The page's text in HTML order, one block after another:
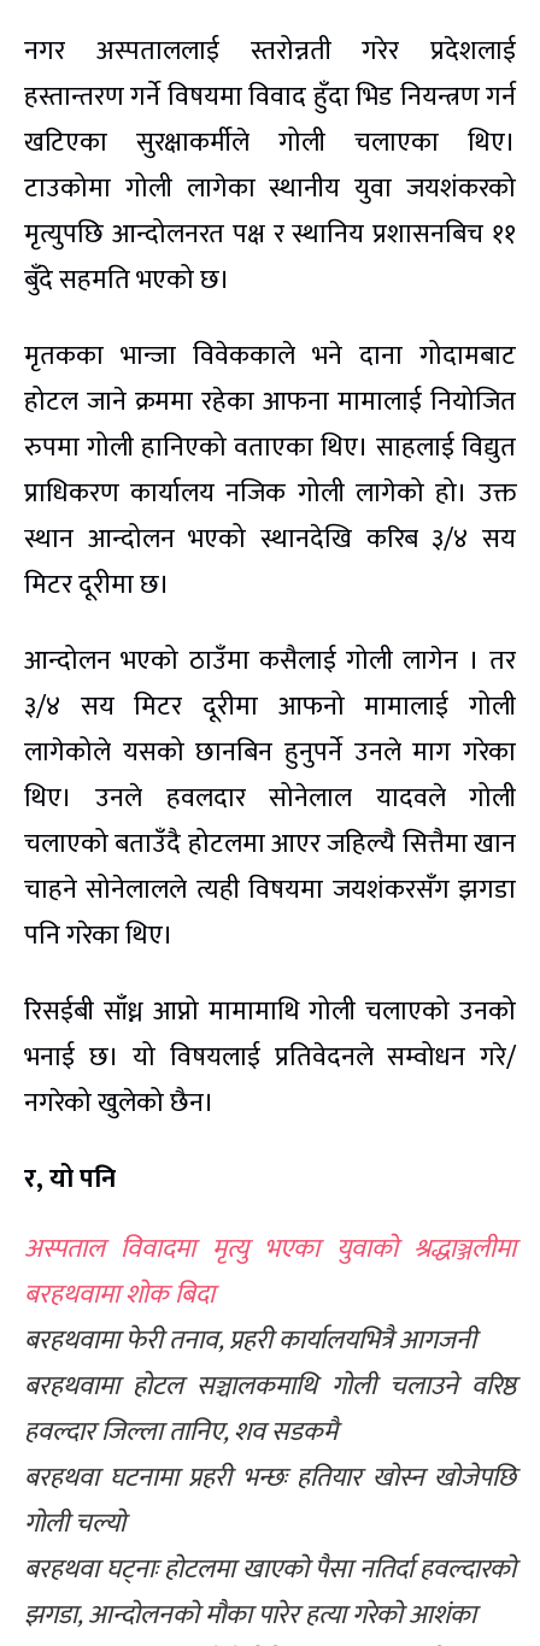
नगर अस्पताललाई स्तरोन्नती गरेर प्रदेशलाई
हस्तान्तरण गर्ने विषयमा विवाद हुँदा भिड नियन्त्रण गर्न
खटिएका सुरक्षाकर्मीले गोली चलाएका थिए।
टाउकोमा गोली लागेका स्थानीय युवा जयशंकरको
मृत्युपछि आन्दोलनरत पक्ष र स्थानिय प्रशासनबिच ११
बुँदे सहमति भएको छ।
मृतकका भान्जा विवेककाले भने दाना गोदामबाट
होटल जाने क्रममा रहेका आफना मामालाई नियोजित
रुपमा गोली हानिएको वताएका थिए। साहलाई विद्युत
प्राधिकरण कार्यालय नजिक गोली लागेको हो। उक्त
स्थान आन्दोलन भएको स्थानदेखि करिब ३/४ सय
मिटर दूरीमा छ।
आन्दोलन भएको ठाउँमा कसैलाई गोली लागेन । तर
३/४ सय मिटर दूरीमा आफनो मामालाई गोली
लागेकोले यसको छानबिन हुनुपर्ने उनले माग गरेका
थिए। उनले हवलदार सोनेलाल यादवले गोली
चलाएको बताउँदै होटलमा आएर जहिल्यै सित्तैमा खान
चाहने सोनेलालले त्यही विषयमा जयशंकरसँग झगडा
पनि गरेका थिए।
रिसईबी साँध्न आप्नो मामामाथि गोली चलाएको उनको
भनाई छ। यो विषयलाई प्रतिवेदनले सम्वोधन गरे/
नगरेको खुलेको छैन।
र, यो पनि
अस्पताल विवादमा मृत्यु भएका युवाको श्रद्धाञ्जलीमा
बरहथवामा शोक बिदा
बरहथवामा फेरी तनाव, प्रहरी कार्यालयभित्रै आगजनी
बरहथवामा होटल सञ्चालकमाथि गोली चलाउने वरिष्ठ
हवल्दार जिल्ला तानिए, शव सडकमै
बरहथवा घटनामा प्रहरी भन्छः हतियार खोस्न खोजेपछि
गोली चल्यो
बरहथवा घट्नाः होटलमा खाएको पैसा नतिर्दा हवल्दारको
झगडा, आन्दोलनको मौका पारेर हत्या गरेको आशंका